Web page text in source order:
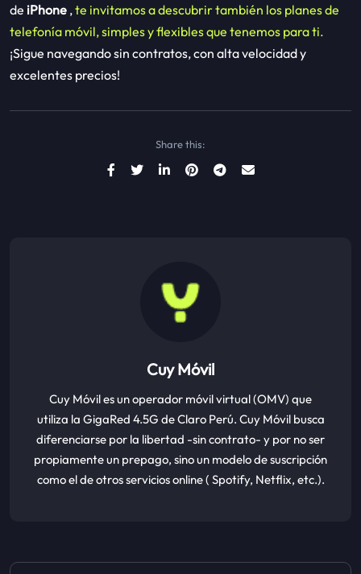
de iPhone ,te invitamos a descubrir también los planes de
telefonía móvil, simples y flexibles que tenemos para ti.
¡Sigue navegando sin contratos, con alta velocidad y
excelentes precios!
Share this:
Cuy Móvil
Cuy Móvil es un operador móvil virtual (OMV) que
utiliza la GigaRed 4.5G de Claro Perú. Cuy Móvil busca
diferenciarse por la libertad -sin contrato- y por no ser
propiamente un prepago, sino un modelo de suscripción
como el de otros servicios online ( Spotify, Netflix, etc.).